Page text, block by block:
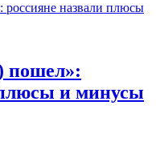
пошел»:
и минусы